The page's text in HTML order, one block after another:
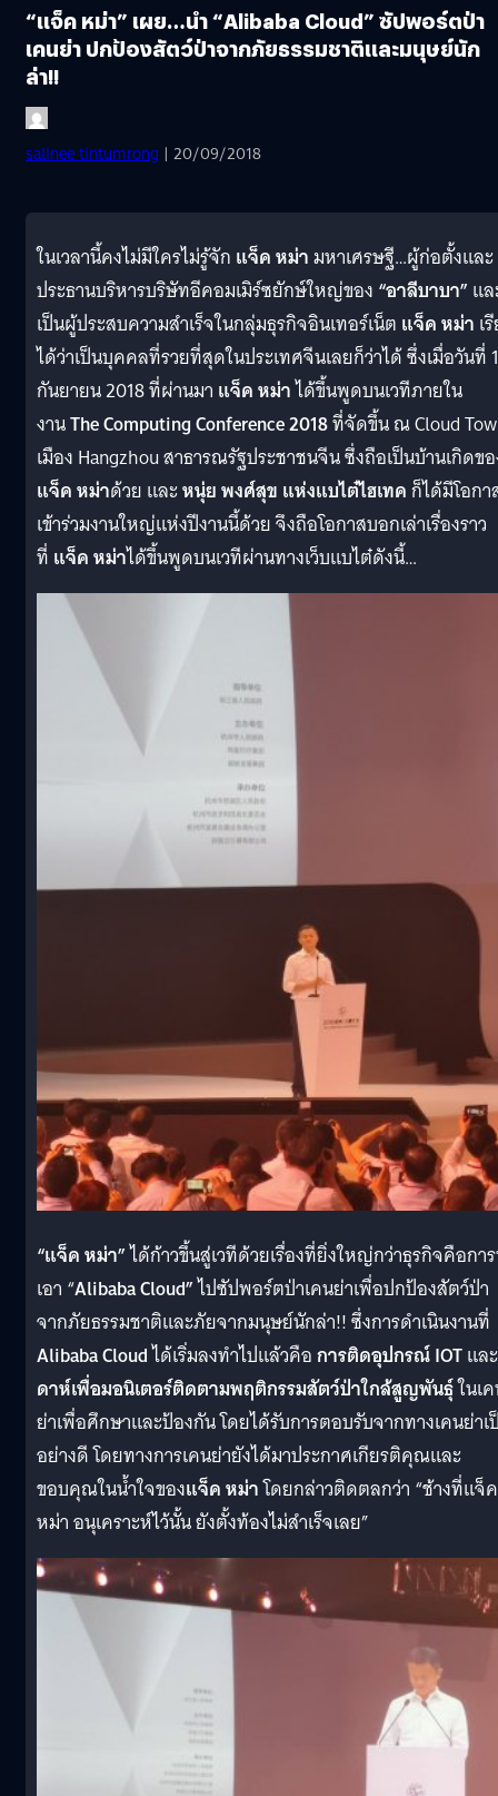
“แจ็ค หม่า” เผย…นำ “Alibaba Cloud” ซัปพอร์ตป่า
เคนย่า ปกป้องสัตว์ป่าจากภัยธรรมชาติและมนุษย์นัก
ล่า!!
salinee tintumrong | 20/09/2018
ในเวลานี้คงไม่มีใครไม่รู้จัก แจ็ค หม่ามหาเศรษฐี…ผู้ก่อตั้งและ
ประธานบริหารบริษัทอีคอมเมิร์ซยักษ์ใหญ่ของ “อาลีบาบา” แ
เป็นผู้ประสบความสำเร็จในกลุ่มธุรกิจอินเทอร์เน็ต แจ็ค หม่า เ
ได้ว่าเป็นบุคคลที่รวยที่สุดในประเทศจีนเลยก็ว่าได้ ซึ่งเมื่อวันที่
กันยายน 2018 ที่ผ่านมา แจ็ค หม่าได้ขึ้นพูดบนเวทีภายใน
งานThe Computing Conference 2018ที่จัดขึ้น ณ Cloud
เมือง Hangzhou สาธารณรัฐประชาชนจีน ซึ่งถือเป็นบ้านเกิดข
แจ็ค หม่าด้วย และหนุ่ย พงศ์สุข แห่งแบไต๋ไฮเทคก็ได้มีโอกา
เข้าร่วมงานใหญ่แห่งปีงานนี้ด้วย จึงถือโอกาสบอกเล่าเรื่องราว
ที่ แจ็ค หม่าได้ขึ้นพูดบนเวทีผ่านทางเว็บแบไต๋ดังนี้…
“แจ็ค หม่า”ได้ก้าวขึ้นสู่เวทีด้วยเรื่องที่ยิ่งใหญ่กว่าธุรกิจคือกา
เอา “Alibaba Cloud”ไปซัปพอร์ตป่าเคนย่าเพื่อปกป้องสัตว์ป่า
จากภัยธรรมชาติและภัยจากมนุษย์นักล่า!! ซึ่งการดำเนินงานที่
Alibaba Cloudได้เริ่มลงทำไปแล้วคือการติดอุปกรณ์ IOTและ
ดาห์เพื่อมอนิเตอร์ติดตามพฤติกรรมสัตว์ป่าใกล้สูญพันธุ์ในเ
ย่าเพื่อศึกษาและป้องกัน โดยได้รับการตอบรับจากทางเคนย่าเ
อย่างดี โดยทางการเคนย่ายังได้มาประกาศเกียรติคุณและ
ขอบคุณในน้ำใจของแจ็ค หม่าโดยกล่าวติดตลกว่า “ช้างที่แจ็ค
หม่า อนุเคราะห์ไว้นั้น ยังตั้งท้องไม่สำเร็จเลย”